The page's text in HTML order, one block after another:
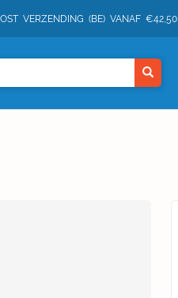
VERZENDING (BE) VANAF €42,50